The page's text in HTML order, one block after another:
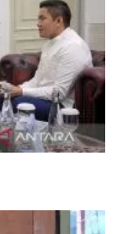
Wapres